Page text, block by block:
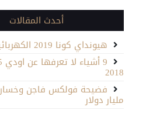
أحدث المقالات
هيونداي كونا 2019 الكهربائية
2018
مليار دولار